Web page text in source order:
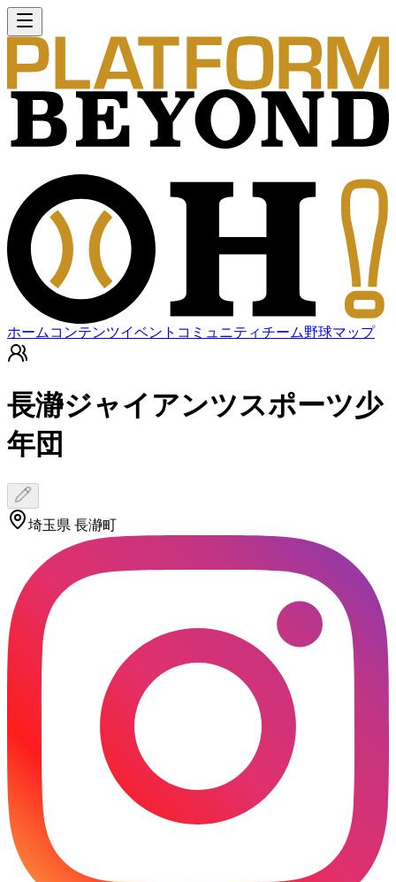
ホーム コンテンツイベント コミュニティチーム野球マップ
長瀞ジャイアンツスポーツ少
年団
埼玉県 長瀞町